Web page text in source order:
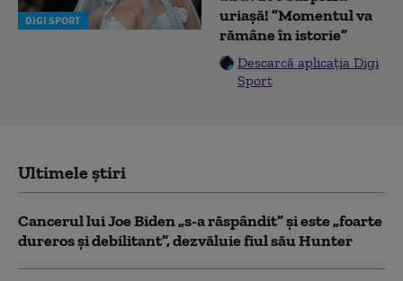
DIGI SPORT
uriașă! ”Momentul va
rămâne în istorie”
Descarcă aplicația Digi
Sport
Ultimele știri
Cancerul lui Joe Biden „s-a răspândit” şi este „foarte
dureros și debilitant”, dezvăluie fiul său Hunter